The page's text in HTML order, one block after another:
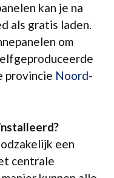
kan je na
als gratis laden.
om
provincie Noord-
een
centrale